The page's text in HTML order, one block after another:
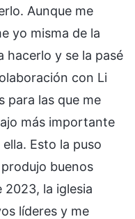
Aunque me
yo misma de la
hacerlo y se la pasé
con Li
para las que me
más importante
Esto la puso
buenos
2023, la iglesia
líderes y me